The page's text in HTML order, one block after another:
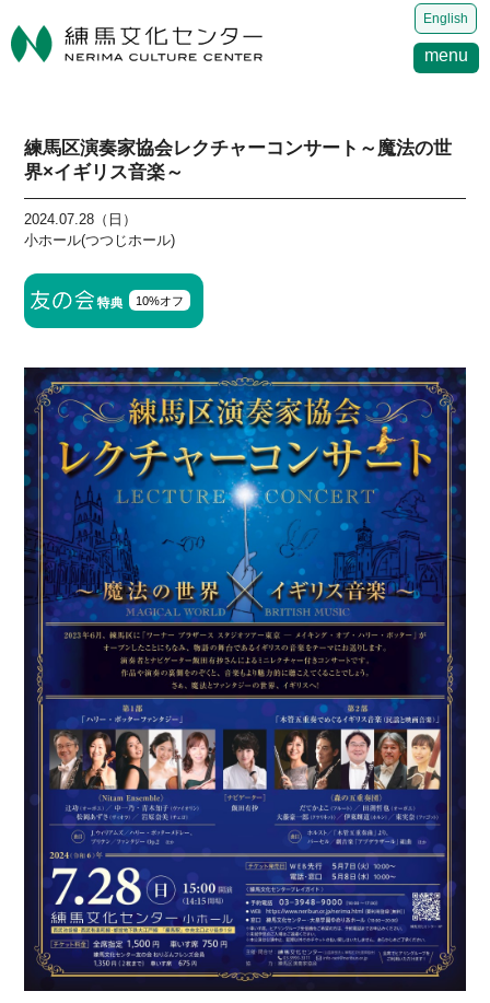
English
menu
練馬区演奏家協会レクチャーコンサート～魔法の世
界×イギリス音楽～
2024.07.28（日）
小ホール(つつじホール)
10%オフ